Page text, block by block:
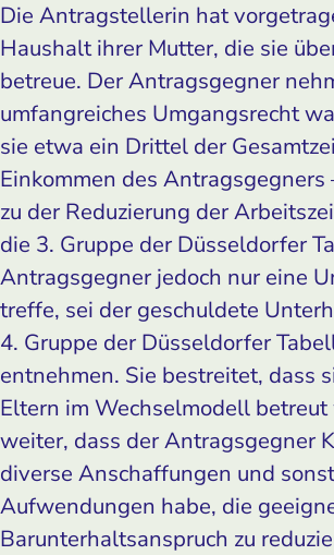
Die Antragstellerin hat
Haushalt ihrer Mutter, die sie
betreue. Der Antragsgegner
umfangreiches Umgangsrecht
sie etwa ein Drittel der
Einkommen des
zu der Reduzierung der
die 3. Gruppe der Düsseldorfer
Antragsgegner jedoch nur eine
treffe, sei der geschuldete
4. Gruppe der Düsseldorfer
entnehmen. Sie bestreitet, dass
Eltern im Wechselmodell
weiter, dass der Antragsgegner
diverse Anschaffungen und
Aufwendungen habe, die
Barunterhaltsanspruch zu